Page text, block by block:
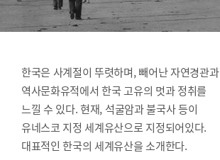
한국은 사계절이 뚜렷하며, 빼어난 자연경관과
역사문화유적에서 한국 고유의 멋과 정취를
느낄 수 있다. 현재, 석굴암과 불국사 등이
유네스코 지정 세계유산으로 지정되어있다.
대표적인 한국의 세계유산을 소개한다.